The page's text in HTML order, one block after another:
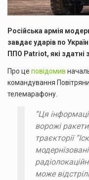
Російська армія
завдає ударів по
ППО Patriot, які здатні
Про це повідомив
командування
телемарафону.
“Ця
ворожі
траєкторії
може